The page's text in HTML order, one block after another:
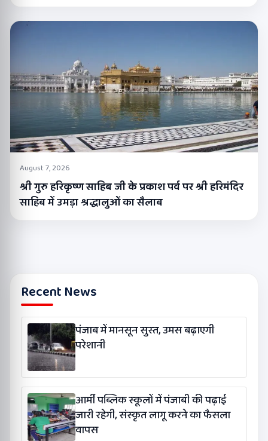
August 7, 2026
श्री गुरु हरिकृष्ण साहिब जी के प्रकाश पर्व पर श्री हरिमंदिर
साहिब में उमड़ा श्रद्धालुओं का सैलाब
Recent News
पंजाब में मानसून सुस्त, उमस बढ़ाएगी
परेशानी
आर्मी पब्लिक स्कूलों में पंजाबी की पढ़ाई
जारी रहेगी, संस्कृत लागू करने का फैसला
वापस